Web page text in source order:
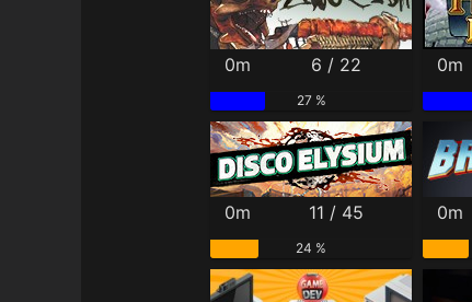
0m 6 / 22
27 %
0m
0m 11 / 45
24 %
0m